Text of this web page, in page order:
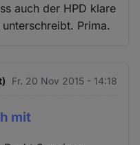
auch der HPD klare
Prima.
Fr. 20 Nov 2015 - 14:18
mit